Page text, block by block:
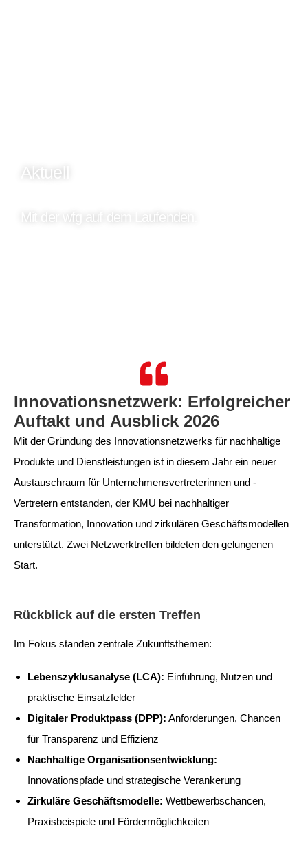
Aktuell
Mit der wfg auf dem Laufenden.
Innovationsnetzwerk: Erfolgreicher
Auftakt und Ausblick 2026
Mit der Gründung des Innovationsnetzwerks für nachhaltige
Produkte und Dienstleistungen ist in diesem Jahr ein neuer
Austauschraum für Unternehmensvertreterinnen und -
Vertretern entstanden, der KMU bei nachhaltiger
Transformation, Innovation und zirkulären Geschäftsmodellen
unterstützt. Zwei Netzwerktreffen bildeten den gelungenen
Start.
Rückblick auf die ersten Treffen
Im Fokus standen zentrale Zukunftsthemen:
Lebenszyklusanalyse (LCA): Einführung, Nutzen und
praktische Einsatzfelder
Digitaler Produktpass (DPP): Anforderungen, Chancen
für Transparenz und Effizienz
Nachhaltige Organisationsentwicklung:
Innovationspfade und strategische Verankerung
Zirkuläre Geschäftsmodelle: Wettbewerbschancen,
Praxisbeispiele und Fördermöglichkeiten